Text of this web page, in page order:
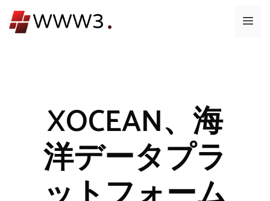
ン
メ
XOCEAN、海
洋データプラ